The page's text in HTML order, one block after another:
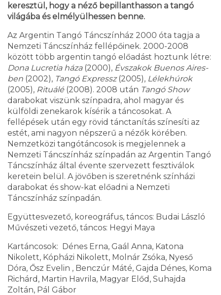
keresztül, hogy a néző bepillanthasson a tangó
világába és elmélyülhessen benne.
Az Argentin Tangó Táncszínház 2000 óta tagja a
Nemzeti Táncszínház fellépőinek. 2000-2008
között több argentin tangó előadást hoztunk létre:
Dona Lucretia háza(2000), Évszakok Buenos Aires-
ben (2002), Tangó Expressz(2005), Lélekhúrok
(2005), Rituálé (2008). 2008 után Tangó Show
darabokat viszünk színpadra, ahol magyar és
külföldi zenekarok kísérik a táncosokat. A
fellépések után egy rövid tánctanítás színesíti az
estét, ami nagyon népszerű a nézők körében.
Nemzetközi tangótáncosok is megjelennek a
Nemzeti Táncszínház színpadán az Argentin Tangó
Táncszínház által évente szervezett fesztiválok
keretein belül. A jövőben is szeretnénk színházi
darabokat és show-kat előadni a Nemzeti
Táncszínház színpadán.
Együttesvezető, koreográfus, táncos: Budai László
Művészeti vezető, táncos: Hegyi Maya
Kartáncosok: Dénes Erna, Gaál Anna, Katona
Nikolett, Kópházi Nikolett, Molnár Zsóka, Nyeső
Dóra, Ősz Evelin , Benczúr Máté, Gajda Dénes, Koma
Richárd, Martin Havrila, Magyar Előd, Suhajda
Zoltán, Pál Gábor